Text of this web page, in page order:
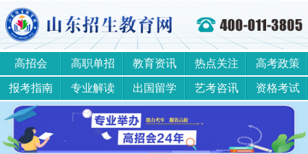
高招会 高职单招 教育资讯 热点关注 高考政策
报考指南 专业解读 出国留学 艺考咨讯 资格考试